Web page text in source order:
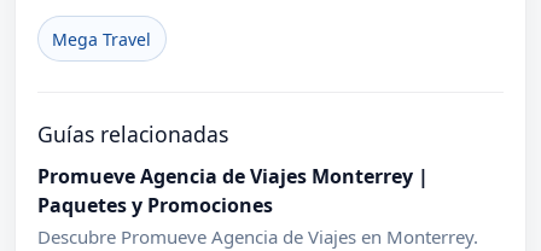
Mega Travel
Guías relacionadas
Promueve Agencia de Viajes Monterrey |
Paquetes y Promociones
Descubre Promueve Agencia de Viajes en Monterrey.